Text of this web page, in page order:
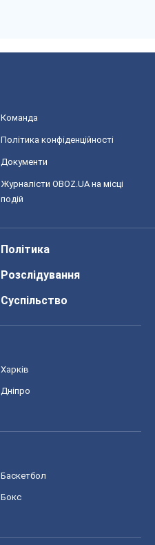
Команда
Політика конфіденційності
Документи
Журналісти OBOZ.UA на місці
подій
Політика
Розслідування
Суспільство
Харків
Дніпро
Баскетбол
Бокс